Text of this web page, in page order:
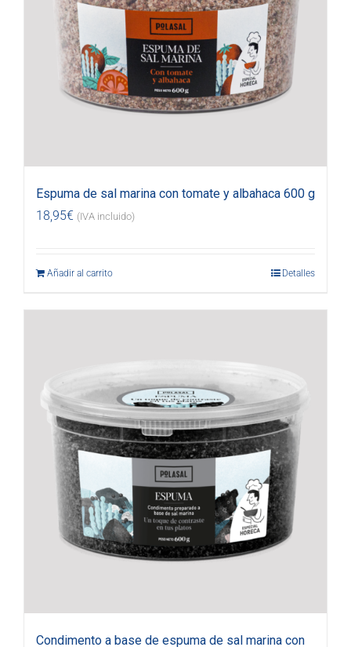
Espuma de sal marina con tomate y albahaca 600 g
18,95€ (IVA incluido)
Añadir al carrito Detalles
Condimento a base de espuma de sal marina con